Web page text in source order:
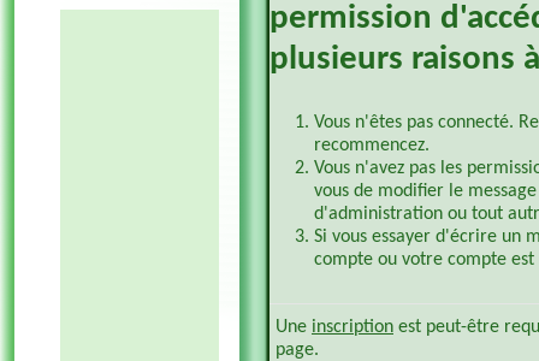
permission
plusieurs raisons
Vous n'êtes pas connecté.
recommencez.
Vous n'avez pas les
vous de modifier le
d'administration ou tout
Si vous essayer d'écrire un
compte ou votre compte
Une inscription est peut-être
page.